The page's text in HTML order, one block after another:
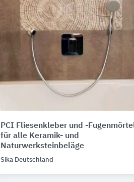
PCI Fliesenkleber und -
für alle Keramik- und
Naturwerksteinbeläge
Sika Deutschland